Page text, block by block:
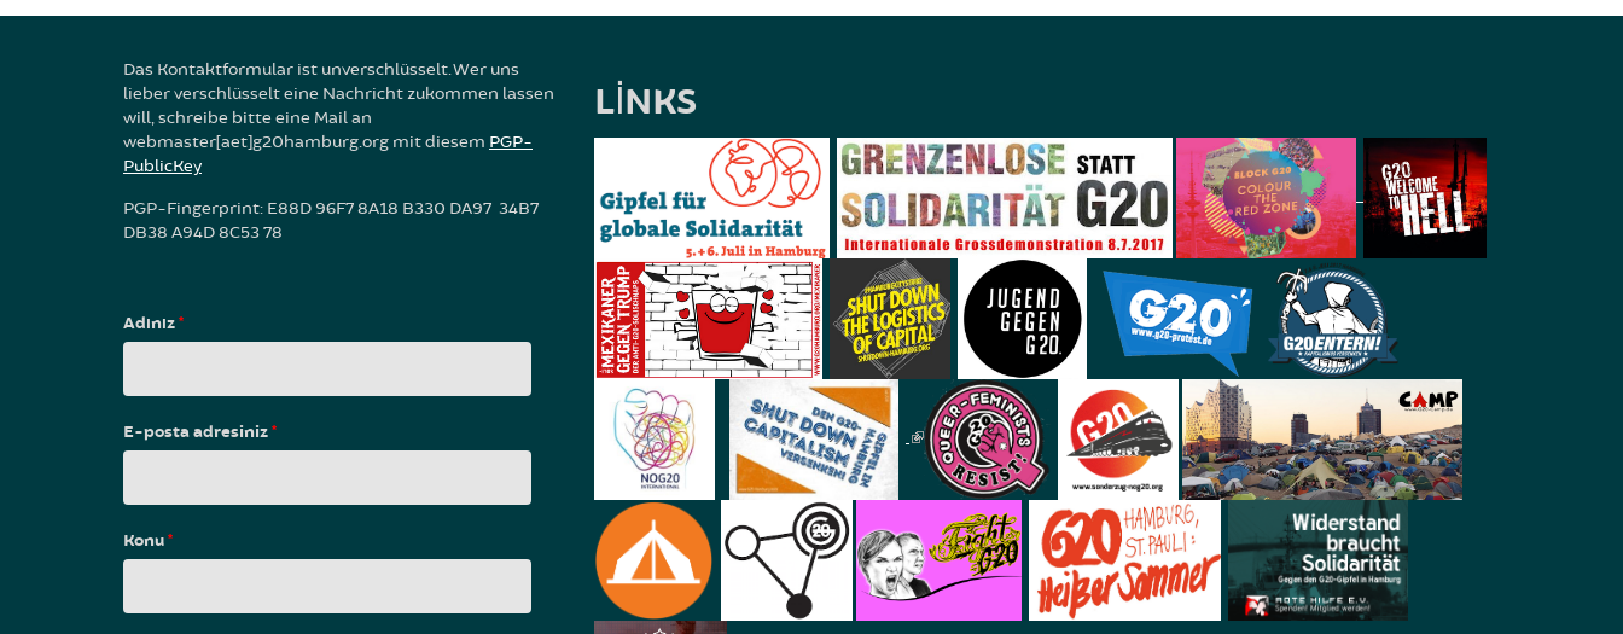
Das Kontaktformular ist unverschlüsselt. Wer uns
lieber verschlüsselt eine Nachricht zukommen lassen
will, schreibe bitte eine Mail an
webmaster[aet]g20hamburg.org mit diesem PGP-
PublicKey
PGP-Fingerprint: E88D 96F7 8A18 B330 DA97 34B7
DB38 A94D 8C53 78
Adınız*
E-posta adresiniz*
Konu*
LINKS